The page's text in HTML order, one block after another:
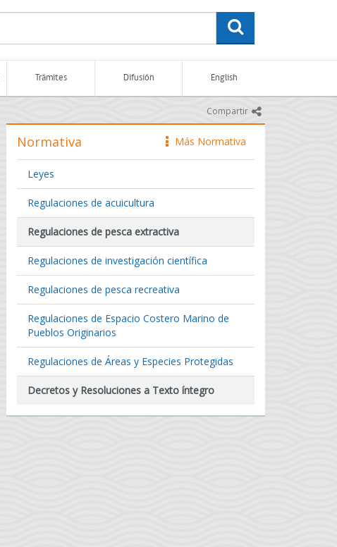
Trámites Difusión English
Compartir icono
icono
Más Normativa
Normativa
Leyes
Regulaciones de acuicultura
Regulaciones de pesca extractiva
Regulaciones de investigación científica
Regulaciones de pesca recreativa
Regulaciones de Espacio Costero Marino de
Pueblos Originarios
Regulaciones de Áreas y Especies Protegidas
Decretos y Resoluciones a Texto íntegro